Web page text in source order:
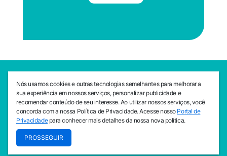
SEDE CEJAM
Av. da Liberdade, 765, Liberdade, São Paulo, 01503-001
(11) 3469 - 1818
INSTITUTO CEJAM
Av. da Liberdade, 765, Liberdade, São Paulo, 01503-001
Nós usamos cookies e outras tecnologias semelhantes para melhorar a
sua experiência em nossos serviços, personalizar publicidade e
recomendar conteúdo de seu interesse. Ao utilizar nossos serviços, você
concorda com a nossa Política de Privacidade. Acesse nosso Portal de
Privacidadepara conhecer mais detalhes da nossa nova política.
PROSSEGUIR